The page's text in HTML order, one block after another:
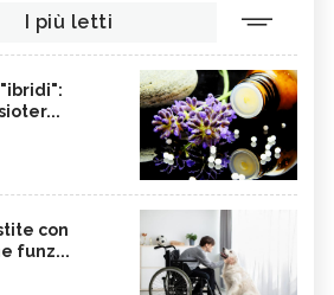
I più letti
con
funz...